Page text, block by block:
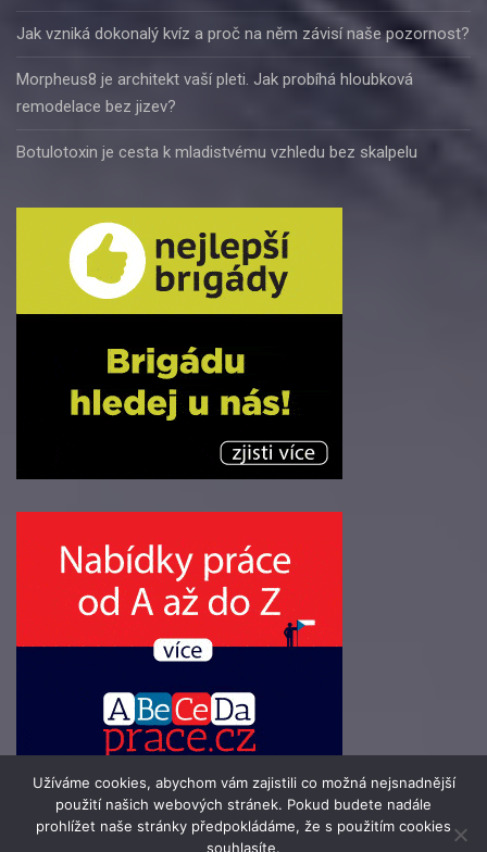
Jak vzniká dokonalý kvíz a proč na něm závisí naše pozornost?
Morpheus8 je architekt vaší pleti. Jak probíhá hloubková
remodelace bez jizev?
Botulotoxin je cesta k mladistvému vzhledu bez skalpelu
Užíváme cookies, abychom vám zajistili co možná nejsnadnější
použití našich webových stránek. Pokud budete nadále
prohlížet naše stránky předpokládáme, že s použitím cookies
souhlasíte.